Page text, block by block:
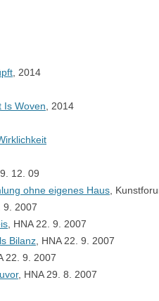
, 2014
Is Woven , 2014
, 9. 12. 09
ohne eigenes Haus ,
9. 2007
, HNA 22. 9. 2007
Bilanz , HNA 22. 9. 2007
22. 9. 2007
, HNA 29. 8. 2007